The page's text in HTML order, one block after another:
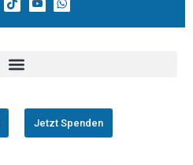
Jetzt Spenden